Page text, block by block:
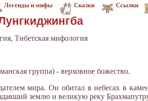
Легенды и мифы Сказки Ссылки
Тибетская мифология
группа) - верховное божество.
мира. Он обитал в небесах в
землю и великую реку